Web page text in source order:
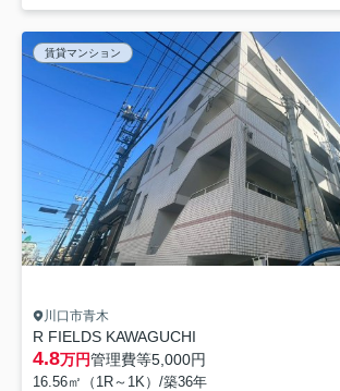
賃貸マンション
川口市青木
R FIELDS KAWAGUCHI
4.8万円管理費等5,000円
16.56㎡（1R～1K）/築36年